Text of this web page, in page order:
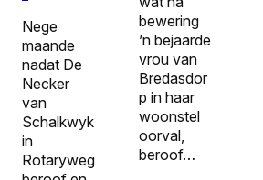
Nege
maande
nadat De
Necker
van
Schalkwyk
in
Rotaryweg
bewering
’n bejaarde
vrou van
Bredasdor
p in haar
woonstel
oorval,
beroof…